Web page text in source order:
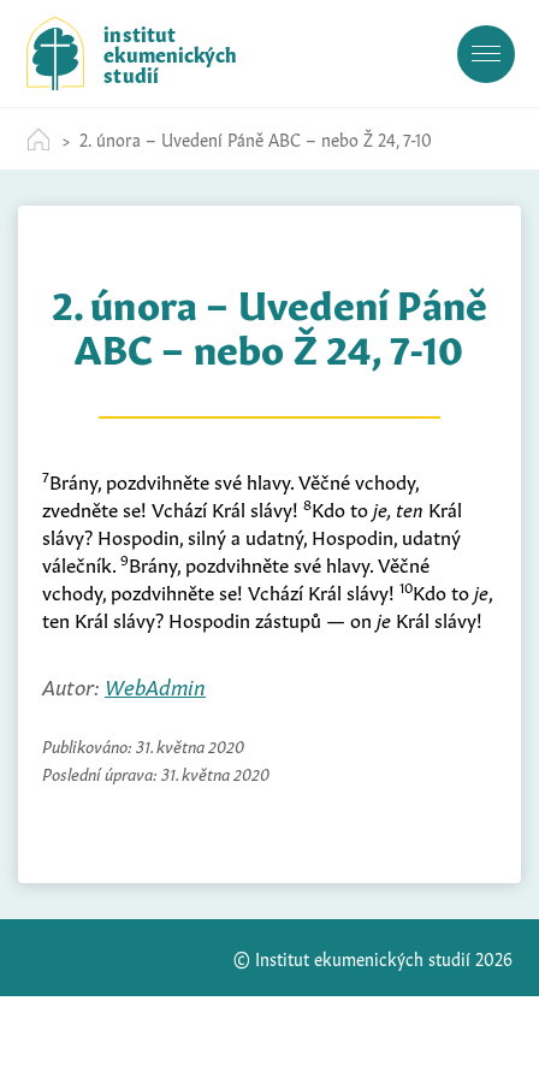
c
institut
ekumenických
studií
2. února – Uvedení Páně ABC – nebo Ž 24, 7-10
2. února – Uvedení Páně
ABC – nebo Ž 24, 7-10
7Brány, pozdvihněte své hlavy. Věčné vchody,
zvedněte se! Vchází Král slávy! 8Kdo toje, ten Král
slávy? Hospodin, silný a udatný, Hospodin, udatný
válečník. 9Brány, pozdvihněte své hlavy. Věčné
vchody, pozdvihněte se! Vchází Král slávy! 10Kdo toje,
ten Král slávy? Hospodin zástupů — on je Král slávy!
Autor: WebAdmin
Publikováno: 31. května 2020
Poslední úprava: 31. května 2020
© Institut ekumenických studií 2026